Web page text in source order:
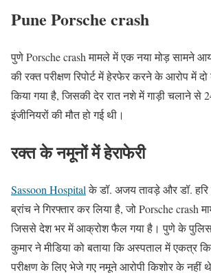
Pune Porsche crash
पुणे Porsche crash मामले में एक नया मोड़ सामने
की रक्त परीक्षण रिपोर्ट में हेरफेर करने के आरोप में दो
किया गया है, जिसकी देर रात नशे में गाड़ी चलाने से
इंजीनियरों की मौत हो गई थी।
रक्त के नमूनों में हेराफेरी
Sassoon Hospitalके डॉ. अजय तावड़े और डॉ. हरि
ब्रांच ने गिरफ्तार कर लिया है, जो Porsche crash
जिससे देश भर में आक्रोश फैल गया है। पुणे के
कुमार ने मीडिया को बताया कि अस्पताल में एकत्र
परीक्षण के लिए भेजे गए नमूने आरोपी किशोर के